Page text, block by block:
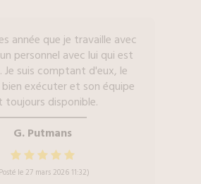
année que je travaille avec
personnel avec lui qui est
Je suis comptant d'eux, le
exécuter et son équipe
toujours disponible.
G. Putmans
le 27 mars 2026 11:32)